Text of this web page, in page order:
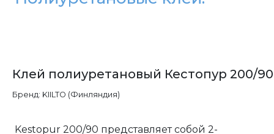
Клей полиуретановый Кестопур 200/90
Бренд: KIILTO (Финляндия)
Kestopur 200/90 представляет собой 2-